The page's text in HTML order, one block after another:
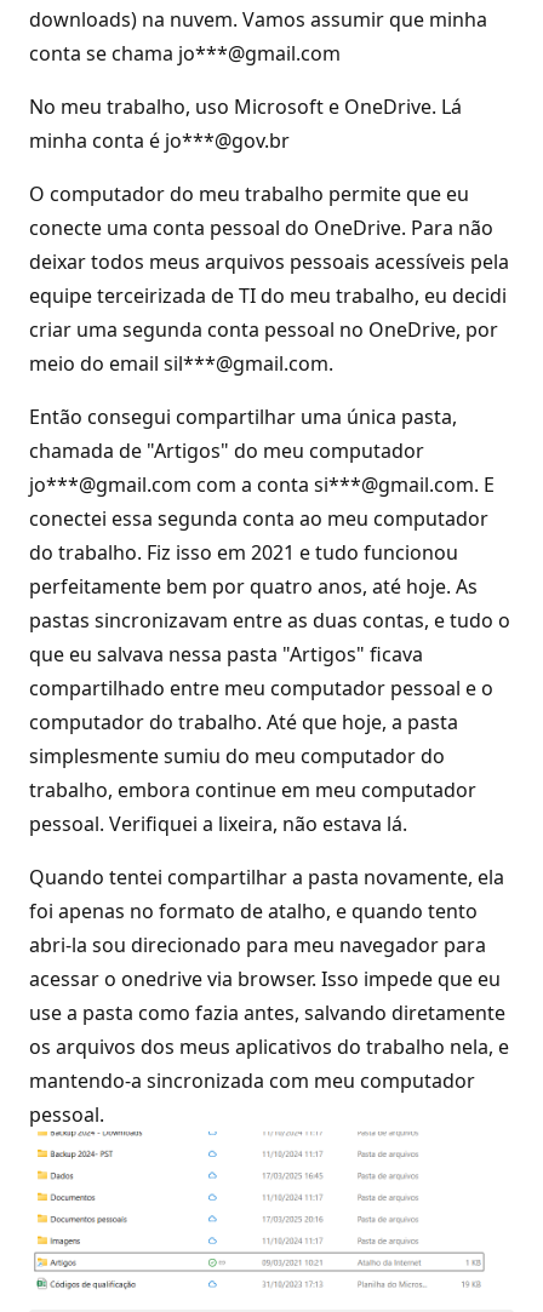
downloads) na nuvem. Vamos assumir que minha
conta se chama jo***@gmail.com
No meu trabalho, uso Microsoft e OneDrive. Lá
minha conta é jo***@gov.br
O computador do meu trabalho permite que eu
conecte uma conta pessoal do OneDrive. Para não
deixar todos meus arquivos pessoais acessíveis pela
equipe terceirizada de TI do meu trabalho, eu decidi
criar uma segunda conta pessoal no OneDrive, por
meio do email sil***@gmail.com.
Então consegui compartilhar uma única pasta,
chamada de "Artigos" do meu computador
jo***@gmail.com com a conta si***@gmail.com. E
conectei essa segunda conta ao meu computador
do trabalho. Fiz isso em 2021 e tudo funcionou
perfeitamente bem por quatro anos, até hoje. As
pastas sincronizavam entre as duas contas, e tudo o
que eu salvava nessa pasta "Artigos" ficava
compartilhado entre meu computador pessoal e o
computador do trabalho. Até que hoje, a pasta
simplesmente sumiu do meu computador do
trabalho, embora continue em meu computador
pessoal. Verifiquei a lixeira, não estava lá.
Quando tentei compartilhar a pasta novamente, ela
foi apenas no formato de atalho, e quando tento
abri-la sou direcionado para meu navegador para
acessar o onedrive via browser. Isso impede que eu
use a pasta como fazia antes, salvando diretamente
os arquivos dos meus aplicativos do trabalho nela, e
mantendo-a sincronizada com meu computador
pessoal.